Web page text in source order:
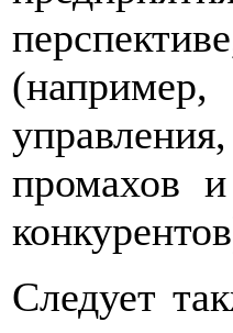
промахов
Следует